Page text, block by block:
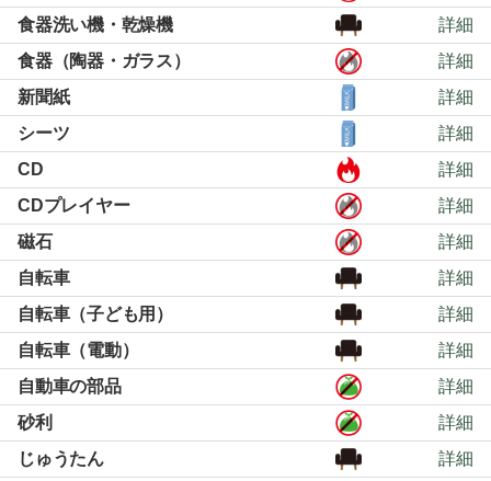
食器洗い機・乾燥機
詳細
食器（陶器・ガラス）
詳細
新聞紙
詳細
シーツ
詳細
CD
詳細
CDプレイヤー
詳細
磁石
詳細
自転車
詳細
自転車（子ども用）
詳細
自転車（電動）
詳細
自動車の部品
詳細
砂利
詳細
じゅうたん
詳細